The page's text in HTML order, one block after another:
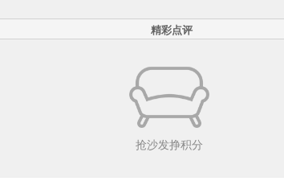
精彩点评
抢沙发挣积分